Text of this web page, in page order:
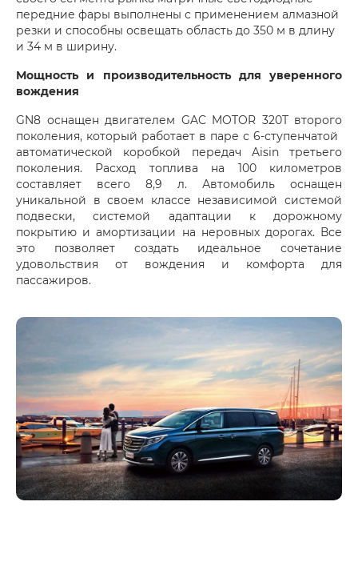
передние фары выполнены с применением алмазной
резки и способны освещать область до 350 м в длину
и 34 м в ширину.
Мощность и производительность для уверенного
вождения
GN8 оснащен двигателем GAC MOTOR 320T второго
поколения, который работает в паре с 6-ступенчатой ​​
автоматической коробкой передач Aisin третьего
поколения. Расход топлива на 100 километров
составляет всего 8,9 л. Автомобиль оснащен
уникальной в своем классе независимой системой
подвески, системой адаптации к дорожному
покрытию и амортизации на неровных дорогах. Все
это позволяет создать идеальное сочетание
удовольствия от вождения и комфорта для
пассажиров.